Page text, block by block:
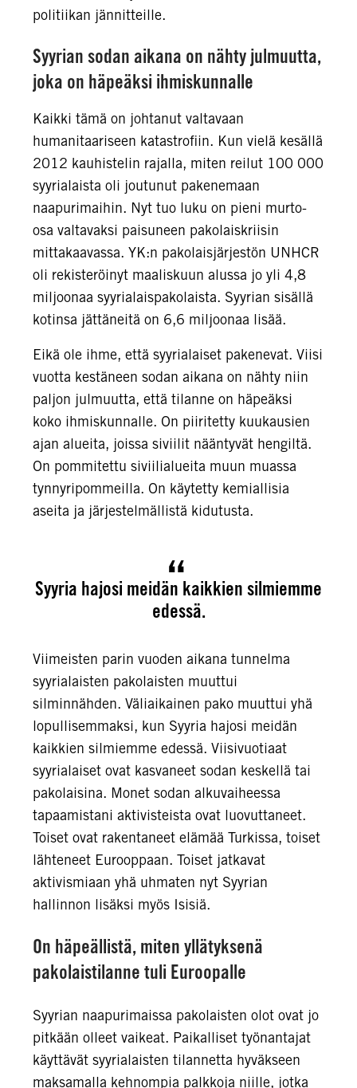
politiikan jännitteille.
Syyrian sodan aikana on nähty julmuutta,
joka on häpeäksi ihmiskunnalle
Kaikki tämä on johtanut valtavaan
humanitaariseen katastrofiin. Kun vielä kesällä
2012 kauhistelin rajalla, miten reilut 100 000
syyrialaista oli joutunut pakenemaan
naapurimaihin. Nyt tuo luku on pieni murto-
osa valtavaksi paisuneen pakolaiskriisin
mittakaavassa. YK:n pakolaisjärjestön UNHCR
oli rekisteröinyt maaliskuun alussa jo yli 4,8
miljoonaa syyrialaispakolaista. Syyrian sisällä
kotinsa jättäneitä on 6,6 miljoonaa lisää.
Eikä ole ihme, että syyrialaiset pakenevat. Viisi
vuotta kestäneen sodan aikana on nähty niin
paljon julmuutta, että tilanne on häpeäksi
koko ihmiskunnalle. On piiritetty kuukausien
ajan alueita, joissa siviilit nääntyvät hengiltä.
On pommitettu siviilialueita muun muassa
tynnyripommeilla. On käytetty kemiallisia
aseita ja järjestelmällistä kidutusta.
Syyria hajosi meidän kaikkien silmiemme
edessä.
Viimeisten parin vuoden aikana tunnelma
syyrialaisten pakolaisten muuttui
silminnähden. Väliaikainen pako muuttui yhä
lopullisemmaksi, kun Syyria hajosi meidän
kaikkien silmiemme edessä. Viisivuotiaat
syyrialaiset ovat kasvaneet sodan keskellä tai
pakolaisina. Monet sodan alkuvaiheessa
tapaamistani aktivisteista ovat luovuttaneet.
Toiset ovat rakentaneet elämää Turkissa, toiset
lähteneet Eurooppaan. Toiset jatkavat
aktivismiaan yhä uhmaten nyt Syyrian
hallinnon lisäksi myös Isisiä.
On häpeällistä, miten yllätyksenä
pakolaistilanne tuli Euroopalle
Syyrian naapurimaissa pakolaisten olot ovat jo
pitkään olleet vaikeat. Paikalliset työnantajat
käyttävät syyrialaisten tilannetta hyväkseen
maksamalla kehnompia palkkoja niille, jotka